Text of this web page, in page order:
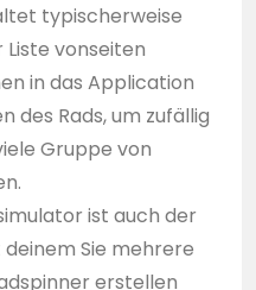
typischerweise
Liste vonseiten
in das Application
des Rads, um zufällig
Gruppe von
ist auch der
Sie mehrere
erstellen